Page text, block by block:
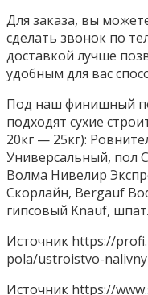
Для заказа, вы
сделать звонок по
доставкой лучше
удобным для вас
Под наш финишный
подходят сухие
20кг — 25кг):
Универсальный, пол
Волма Нивелир
Скорлайн, Bergauf
гипсовый Knauf,
Источник https://
pola/ustroistvo-
Источник https://